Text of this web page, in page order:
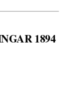
1894